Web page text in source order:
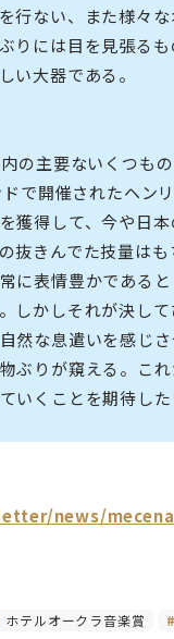
行ない、また様々
りには目を見張る
い大器である。
の主要ないくつも
で開催されたヘン
獲得して、今や日
抜きんでた技量は
に表情豊かである
しかしそれが決し
然な息遣いを感じ
ぶりが窺える。こ
いくことを期待した
news/
ホテルオークラ音楽賞